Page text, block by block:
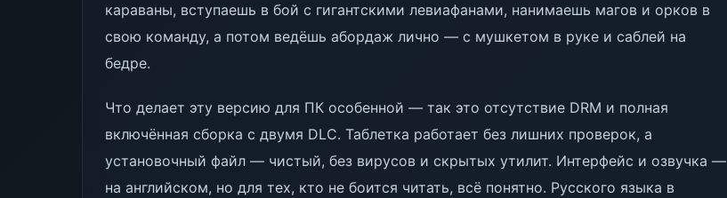
караваны, вступаешь в бой с гигантскими левиафанами, нанимаешь магов и орков в
свою команду, а потом ведёшь абордаж лично — с мушкетом в руке и саблей на
бедре.
Что делает эту версию для ПК особенной — так это отсутствие DRM и полная
включённая сборка с двумя DLC. Таблетка работает без лишних проверок, а
установочный файл — чистый, без вирусов и скрытых утилит. Интерфейс и озвучка —
на английском, но для тех, кто не боится читать, всё понятно. Русского языка в